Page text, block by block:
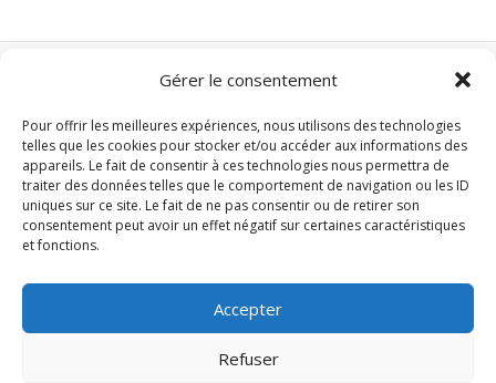
Gérer le consentement
Pour offrir les meilleures expériences, nous utilisons des technologies
telles que les cookies pour stocker et/ou accéder aux informations des
appareils. Le fait de consentir à ces technologies nous permettra de
traiter des données telles que le comportement de navigation ou les ID
uniques sur ce site. Le fait de ne pas consentir ou de retirer son
consentement peut avoir un effet négatif sur certaines caractéristiques
et fonctions.
Accepter
Refuser
Domotique Z-Wave
Domotique Zigbee
Clim-mobile.xyz
Séries TV
Cinéma
Musique